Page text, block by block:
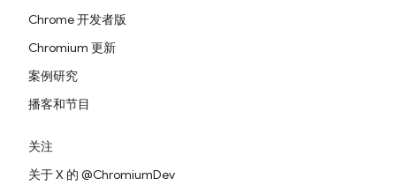
Chrome 开发者版
Chromium 更新
案例研究
播客和节目
关注
关于 X 的 @ChromiumDev